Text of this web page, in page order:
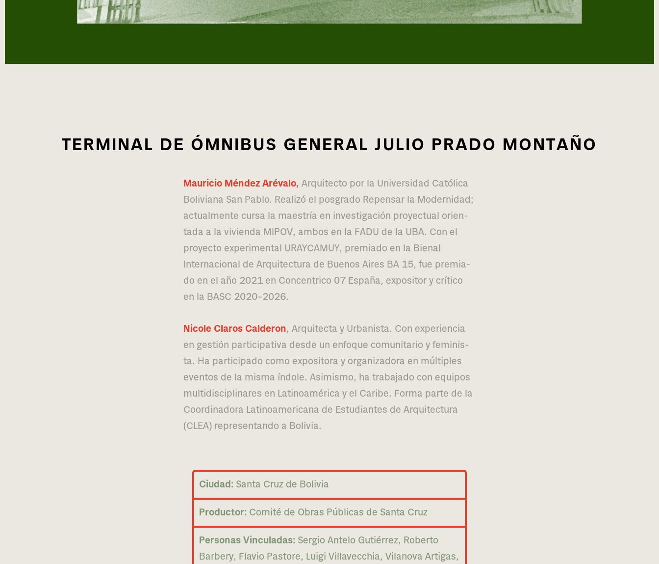
TERMINAL DE ÓMNIBUS GENERAL JULIO PRADO MONTAÑO
Mauricio Méndez Arévalo, Arquitecto por la Universidad Católica
Boliviana San Pablo. Realizó el pos­gra­do Repensar la Modernidad;
actual­men­te cursa la maes­tría en inves­ti­ga­ción pro­yec­tual orien­
ta­da a la vivien­da MIPOV, ambos en la FADU de la UBA. Con el
pro­yec­to expe­ri­men­tal URAYCAMUY, pre­mia­do en la Bienal
Internacional de Arquitectura de Buenos Aires BA 15, fue pre­mia­
do en el año 2021 en Concentrico 07 España, expo­si­tor y crí­ti­co
en la BASC 2020–2026.
Nicole Claros Calderon,Arquitecta y Urbanista. Con expe­rien­cia
en ges­tión par­ti­ci­pa­ti­va desde un enfo­que comu­ni­ta­rio y femi­nis­
ta. Ha par­ti­ci­pa­do como expo­si­to­ra y orga­ni­za­do­ra en múl­ti­ples
even­tos de la misma índo­le. Asimismo, ha tra­ba­ja­do con equi­pos
mul­ti­dis­ci­pli­na­res en Latinoamérica y el Caribe. Forma parte de la
Coordinadora Latinoamericana de Estudiantes de Arquitectura
(CLEA) repre­sen­tan­do a Bolivia.
Ciudad: Santa Cruz de Bolivia
Productor: Comité de Obras Públicas de Santa Cruz
Personas Vinculadas: Sergio Antelo Gutiérrez, Roberto
Barbery, Flavio Pastore, Luigi Villavecchia, Vilanova Artigas,